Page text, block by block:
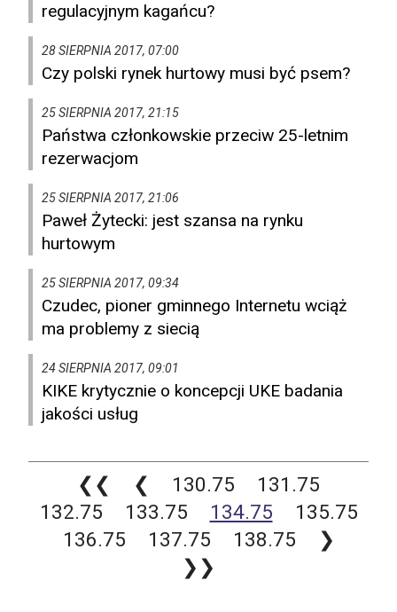
regulacyjnym kagańcu?
28 SIERPNIA 2017, 07:00
Czy polski rynek hurtowy musi być psem?
25 SIERPNIA 2017, 21:15
Państwa członkowskie przeciw 25-letnim
rezerwacjom
25 SIERPNIA 2017, 21:06
Paweł Żytecki: jest szansa na rynku
hurtowym
25 SIERPNIA 2017, 09:34
Czudec, pioner gminnego Internetu wciąż
ma problemy z siecią
24 SIERPNIA 2017, 09:01
KIKE krytycznie o koncepcji UKE badania
jakości usług
❮❮ ❮ 130.75
131.75
132.75
133.75 134.75
135.75
136.75
137.75 138.75
❯
❯❯